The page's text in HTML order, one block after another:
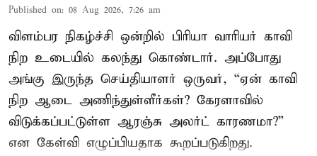
Published on: 08 Aug 2026, 7:26 am
விளம்பர நிகழ்ச்சி ஒன்றில் பிரியா வாரியர் காவி
நிற உடையில் கலந்து கொண்டார். அப்போது
அங்கு இருந்த செய்தியாளர் ஒருவர், “ஏன் காவி
நிற ஆடை அணிந்துள்ளீர்கள்? கேரளாவில்
விடுக்கப்பட்டுள்ள ஆரஞ்சு அலர்ட் காரணமா?”
என கேள்வி எழுப்பியதாக கூறப்படுகிறது.